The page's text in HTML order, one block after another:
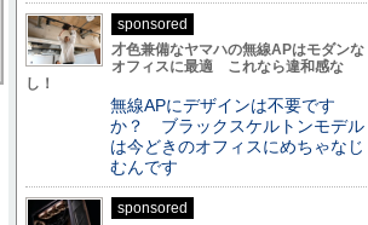
sponsored
才色兼備なヤマハの無線APはモダンな
オフィスに最適 これなら違和感な
し！
無線APにデザインは不要です
か？ ブラックスケルトンモデル
は今どきのオフィスにめちゃなじ
むんです
sponsored